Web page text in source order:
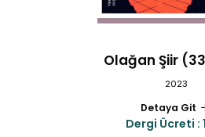
Olağan Şiir
2023
Detaya Git
Dergi Ücreti :